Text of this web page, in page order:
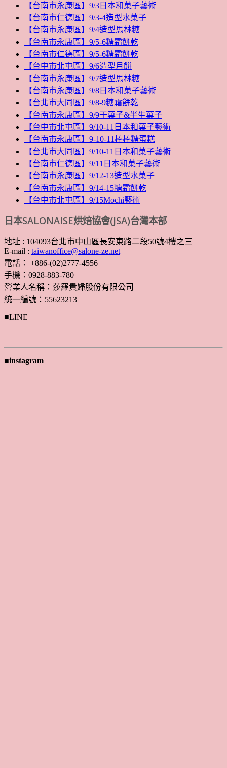
【台南市永康區】9/3日本和菓子藝術
【台南市仁德區】9/3-4造型水菓子
【台南市永康區】9/4造型馬林糖
【台南市永康區】9/5-6糖霜餅乾
【台南市仁德區】9/5-6糖霜餅乾
【台中市北屯區】9/6造型月餅
【台南市永康區】9/7造型馬林糖
【台南市永康區】9/8日本和菓子藝術
【台北市大同區】9/8-9糖霜餅乾
【台南市永康區】9/9干菓子&半生菓子
【台中市北屯區】9/10-11日本和菓子藝術
【台南市永康區】9-10-11棒棒糖蛋糕
【台北市大同區】9/10-11日本和菓子藝術
【台南市仁德區】9/11日本和菓子藝術
【台南市永康區】9/12-13造型水菓子
【台南市永康區】9/14-15糖霜餅乾
【台中市北屯區】9/15Mochi藝術
日本SALONAISE烘焙協會(JSA)台灣本部
地址 : 104093台北市中山區長安東路二段50號4樓之三
E-mail : taiwanoffice@salone-ze.net
電話： +886-(02)2777-4556
手機：0928-883-780
營業人名稱：莎羅貴婦股份有限公司
統一編號：55623213
■LINE
■instagram